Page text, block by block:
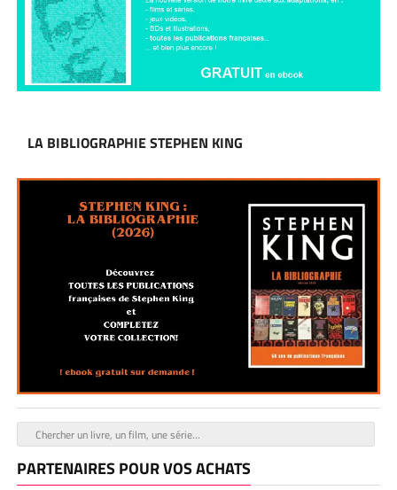
LA BIBLIOGRAPHIE STEPHEN KING
PARTENAIRES POUR VOS ACHATS